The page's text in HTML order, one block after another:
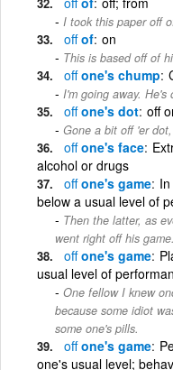
I took this paper off
offof on
This is based off of
offone's chump
I'm going away. He's
offone's dot off
Gone a bit off 'er
offone's face
alcohol or drugs
offone's game
below a usual level of
Then the latter, as
went right off his game.
offone's game
usual level of
One fellow I knew
because some idiot
some one's pills.
offone's game
one's usual level;